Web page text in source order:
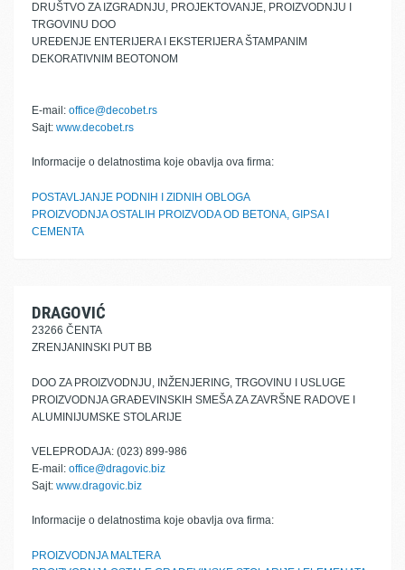
DRUŠTVO ZA IZGRADNJU, PROJEKTOVANJE, PROIZVODNJU I
TRGOVINU DOO
UREĐENJE ENTERIJERA I EKSTERIJERA ŠTAMPANIM
DEKORATIVNIM BEOTONOM
E-mail: office@decobet.rs
Sajt: www.decobet.rs
Informacije o delatnostima koje obavlja ova firma:
POSTAVLJANJE PODNIH I ZIDNIH OBLOGA
PROIZVODNJA OSTALIH PROIZVODA OD BETONA, GIPSA I
CEMENTA
DRAGOVIĆ
23266 ČENTA
ZRENJANINSKI PUT BB
DOO ZA PROIZVODNJU, INŽENJERING, TRGOVINU I USLUGE
PROIZVODNJA GRAĐEVINSKIH SMEŠA ZA ZAVRŠNE RADOVE I
ALUMINIJUMSKE STOLARIJE
VELEPRODAJA: (023) 899-986
E-mail: office@dragovic.biz
Sajt: www.dragovic.biz
Informacije o delatnostima koje obavlja ova firma:
PROIZVODNJA MALTERA